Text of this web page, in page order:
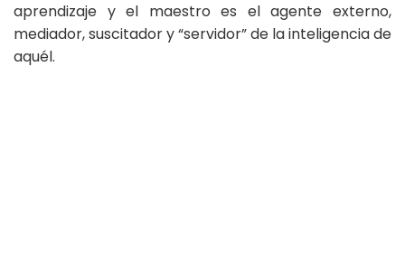
aprendizaje y el maestro es el agente externo,
mediador, suscitador y “servidor” de la inteligencia de
aquél.